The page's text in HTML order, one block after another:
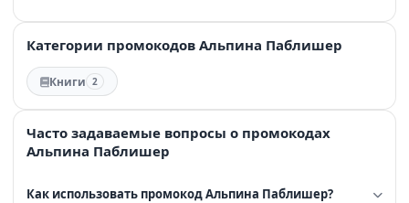
Категории промокодов Альпина Паблишер
Книги 2
Часто задаваемые вопросы о промокодах
Альпина Паблишер
Как использовать промокод Альпина Паблишер?